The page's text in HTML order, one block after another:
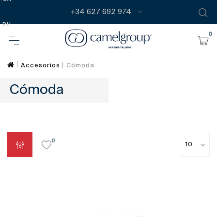
RU
+34 627 692 974
0
Accesorios Cómoda
Cómoda
0
10